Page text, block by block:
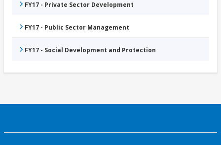
FY17 - Private Sector Development
FY17 - Public Sector Management
FY17 - Social Development and Protection